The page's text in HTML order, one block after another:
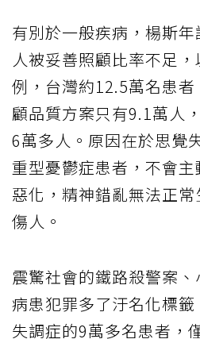
有別於一般疾病，楊斯年
人被妥善照顧比率不足，
例，台灣約12.5萬名患
顧品質方案只有9.1萬人
6萬多人。原因在於思覺
重型憂鬱症患者，不會
惡化，精神錯亂無法正
傷人。
震驚社會的鐵路殺警案
病患犯罪多了汙名化標
失調症的9萬多名患者，